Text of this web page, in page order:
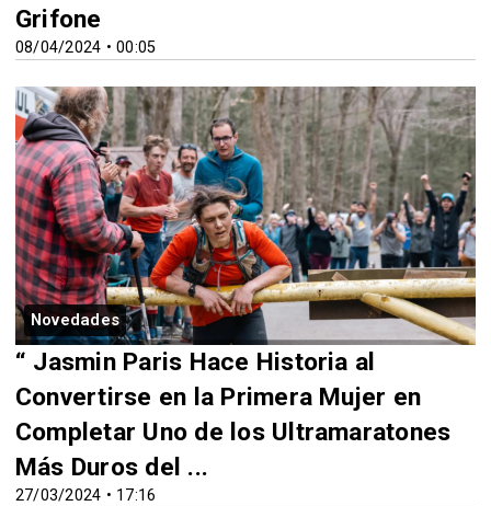
08/04/2024 • 00:05
Grifone
Novedades
27/03/2024 • 17:16
“ Jasmin Paris Hace Historia al
Convertirse en la Primera Mujer en
Completar Uno de los Ultramaratones
Más Duros del ...